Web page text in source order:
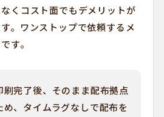
くコスト面でもデメリットが
。ワンストップで依頼するメ
す。
刷完了後、そのまま配布拠点
め、タイムラグなしで配布を